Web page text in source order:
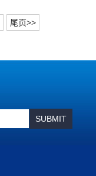
尾页>>